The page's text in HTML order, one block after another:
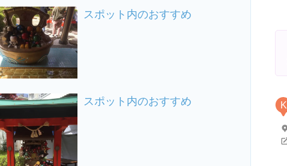
スポット内のおすすめ
スポット内のおすすめ K